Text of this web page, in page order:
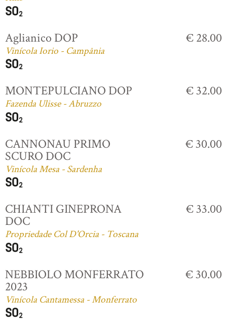
Aglianico DOP
Vinícola Iorio - Campânia
€ 28.00
MONTEPULCIANO DOP
Fazenda Ulisse - Abruzzo
€ 32.00
CANNONAU PRIMO
SCURO DOC
Vinícola Mesa - Sardenha
€ 30.00
CHIANTI GINEPRONA
DOC
Propriedade Col D'Orcia - Toscana
€ 33.00
NEBBIOLO MONFERRATO
2023
Vinícola Cantamessa - Monferrato
€ 30.00